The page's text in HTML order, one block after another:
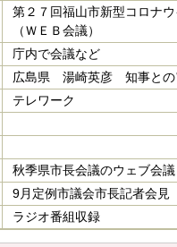
第２７回福山市新型コロナ
（ＷＥＢ会議）
庁内で会議など
広島県 湯崎英彦 知事との
テレワーク
秋季県市長会議のウェブ会議
9月定例市議会市長記者会見
ラジオ番組収録